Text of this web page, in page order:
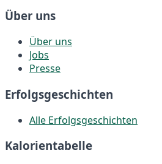
Über uns
Über uns
Jobs
Presse
Erfolgsgeschichten
Alle Erfolgsgeschichten
Kalorientabelle